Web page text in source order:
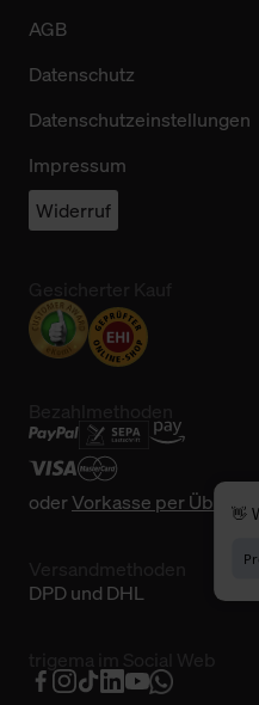
AGB
Datenschutz
Datenschutzeinstellungen
Impressum
Widerruf
oderVorkasse per
DPD und DHL